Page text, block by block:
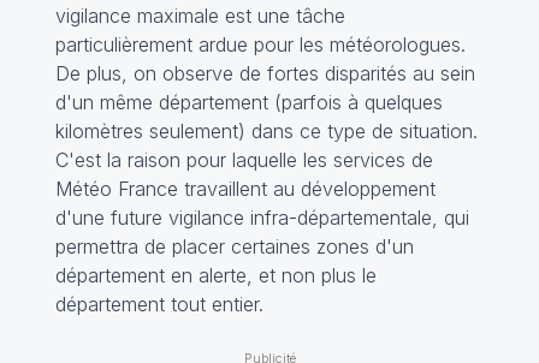
vigilance maximale est une tâche
particulièrement ardue pour les météorologues.
De plus, on observe de fortes disparités au sein
d'un même département (parfois à quelques
kilomètres seulement) dans ce type de situation.
C'est la raison pour laquelle les services de
Météo France travaillent au développement
d'une future vigilance infra-départementale, qui
permettra de placer certaines zones d'un
département en alerte, et non plus le
département tout entier.